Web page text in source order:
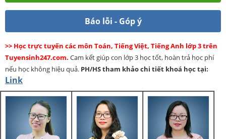
Báo lỗi - Góp ý
>> Học trực tuyến các môn Toán, Tiếng Việt, Tiếng Anh lớp 3 trên
Tuyensinh247.com. Cam kết giúp con lớp 3 học tốt, hoàn trả học phí
nếu học không hiệu quả. PH/HStham khảo chi tiết khoá học tại:
Link